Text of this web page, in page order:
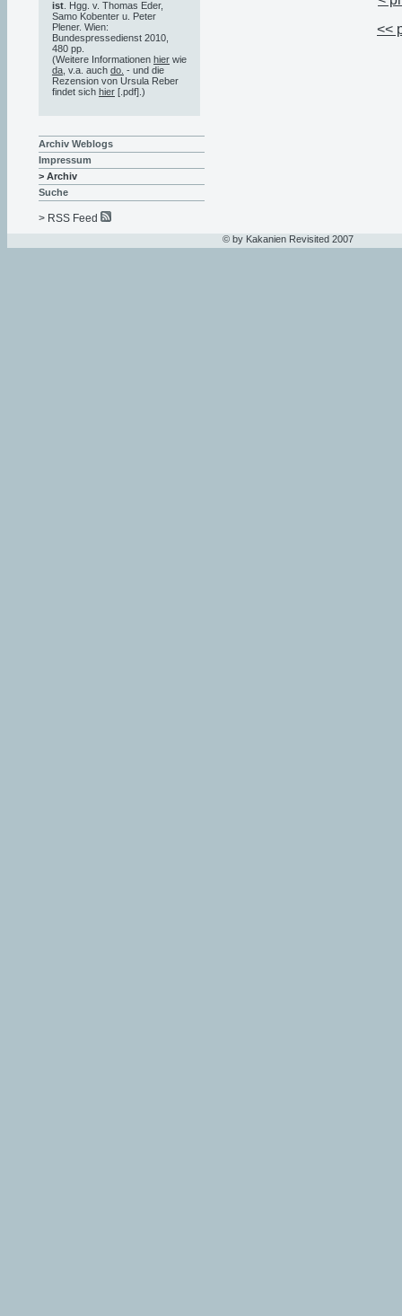
<<
ist . Hgg. v. Thomas Eder,
Samo Kobenter u. Peter
Plener. Wien:
Bundespressedienst 2010,
480 pp.
(Weitere Informationen hier wie
da , v.a. auch do. - und die
Rezension von Ursula Reber
findet sich hier [.pdf].)
Archiv Weblogs
Impressum
> Archiv
Suche
> RSS Feed
© by Kakanien Revisited 2007